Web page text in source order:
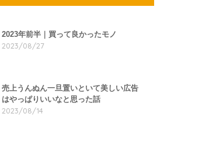
2023年前半｜買って良かったモノ
2023/08/27
売上うんぬん一旦置いといて美しい広告
はやっぱりいいなと思った話
2023/08/14